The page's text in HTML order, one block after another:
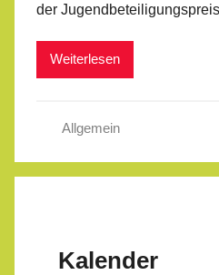
der
Weiterlesen
Allgemein
Kalender